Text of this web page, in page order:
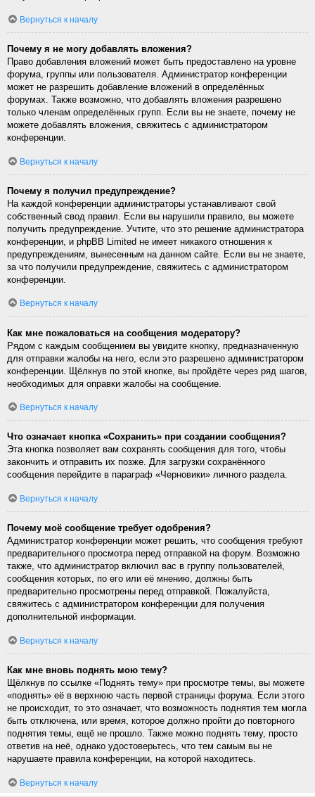
Вернуться к началу
Почему я не могу добавлять вложения?
Право добавления вложений может быть предоставлено на уровне
форума, группы или пользователя. Администратор конференции
может не разрешить добавление вложений в определённых
форумах. Также возможно, что добавлять вложения разрешено
только членам определённых групп. Если вы не знаете, почему не
можете добавлять вложения, свяжитесь с администратором
конференции.
Вернуться к началу
Почему я получил предупреждение?
На каждой конференции администраторы устанавливают свой
собственный свод правил. Если вы нарушили правило, вы можете
получить предупреждение. Учтите, что это решение администратора
конференции, и phpBB Limited не имеет никакого отношения к
предупреждениям, вынесенным на данном сайте. Если вы не знаете,
за что получили предупреждение, свяжитесь с администратором
конференции.
Вернуться к началу
Как мне пожаловаться на сообщения модератору?
Рядом с каждым сообщением вы увидите кнопку, предназначенную
для отправки жалобы на него, если это разрешено администратором
конференции. Щёлкнув по этой кнопке, вы пройдёте через ряд шагов,
необходимых для оправки жалобы на сообщение.
Вернуться к началу
Что означает кнопка «Сохранить» при создании сообщения?
Эта кнопка позволяет вам сохранять сообщения для того, чтобы
закончить и отправить их позже. Для загрузки сохранённого
сообщения перейдите в параграф «Черновики» личного раздела.
Вернуться к началу
Почему моё сообщение требует одобрения?
Администратор конференции может решить, что сообщения требуют
предварительного просмотра перед отправкой на форум. Возможно
также, что администратор включил вас в группу пользователей,
сообщения которых, по его или её мнению, должны быть
предварительно просмотрены перед отправкой. Пожалуйста,
свяжитесь с администратором конференции для получения
дополнительной информации.
Вернуться к началу
Как мне вновь поднять мою тему?
Щёлкнув по ссылке «Поднять тему» при просмотре темы, вы можете
«поднять» её в верхнюю часть первой страницы форума. Если этого
не происходит, то это означает, что возможность поднятия тем могла
быть отключена, или время, которое должно пройти до повторного
поднятия темы, ещё не прошло. Также можно поднять тему, просто
ответив на неё, однако удостоверьтесь, что тем самым вы не
нарушаете правила конференции, на которой находитесь.
Вернуться к началу